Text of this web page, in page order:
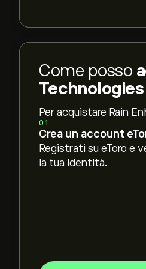
Come posso
Per acquistare Rain
01
Crea un account
Registrati su eToro e
la tua identità.